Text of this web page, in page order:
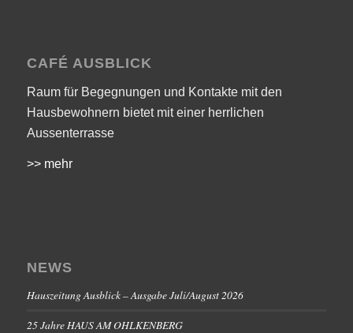
CAFÉ AUSBLICK
Raum für Begegnungen und Kontakte mit den
Hausbewohnern bietet mit einer herrlichen
Aussenterrasse
>> mehr
NEWS
Hauszeitung Ausblick – Ausgabe Juli/August 2026
25 Jahre HAUS AM OHLKENBERG